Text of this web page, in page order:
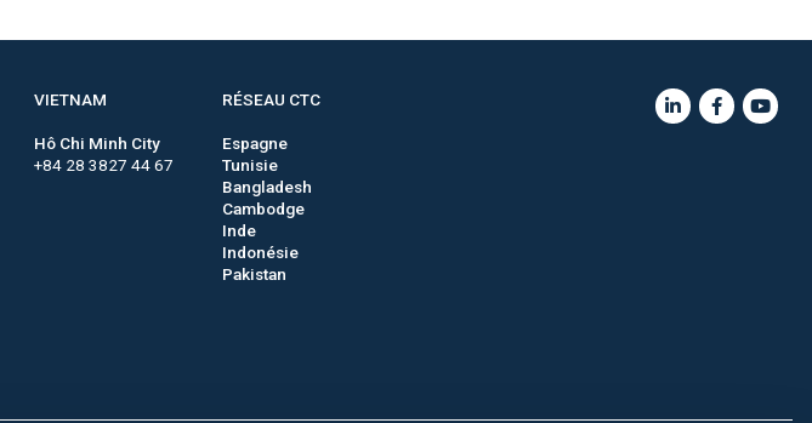
VIETNAM
Hô Chi Minh City
+84 28 3827 44 67
RÉSEAU CTC
Espagne
Tunisie
Bangladesh
Cambodge
Inde
Indonésie
Pakistan